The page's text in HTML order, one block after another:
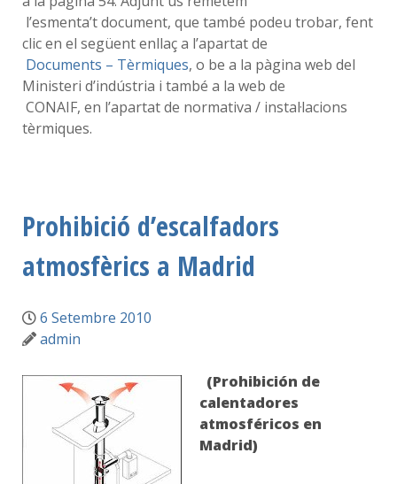
l’esmenta’t document, que també podeu trobar, fent
clic en el següent enllaç a l’apartat de
Documents – Tèrmiques, o be a la pàgina web del
Ministeri d’indústria i també a la web de
CONAIF, en l’apartat de normativa / instal·lacions
tèrmiques.
Prohibició d’escalfadors
atmosfèrics a Madrid
6 Setembre 2010
admin
(Prohibición de
calentadores
atmosféricos en
Madrid)